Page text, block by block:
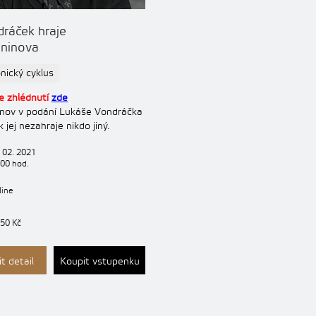
hraje
cyklus
zhlédnutízde
v podání Lukáše Vondráčka
jej nezahraje nikdo jiný.
02. 2021
hod.
Kč
detail Koupit vstupenku